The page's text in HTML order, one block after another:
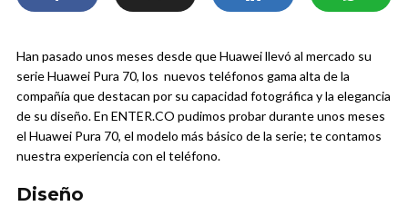
Han pasado unos meses desde que Huawei llevó al mercado su
serie Huawei Pura 70, los nuevos teléfonos gama alta de la
compañía que destacan por su capacidad fotográfica y la elegancia
de su diseño. En ENTER.CO pudimos probar durante unos meses
el Huawei Pura 70, el modelo más básico de la serie; te contamos
nuestra experiencia con el teléfono.
Diseño